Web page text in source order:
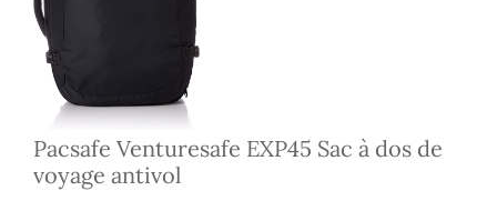
Pacsafe Venturesafe EXP45 Sac à dos de
voyage antivol